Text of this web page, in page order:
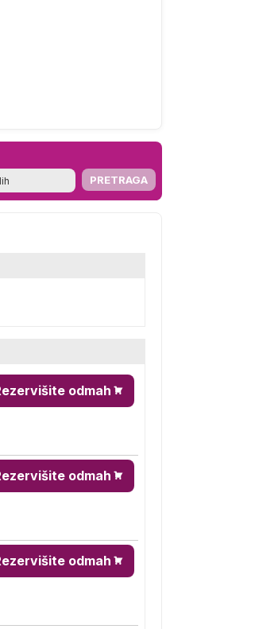
odmah
odmah
odmah